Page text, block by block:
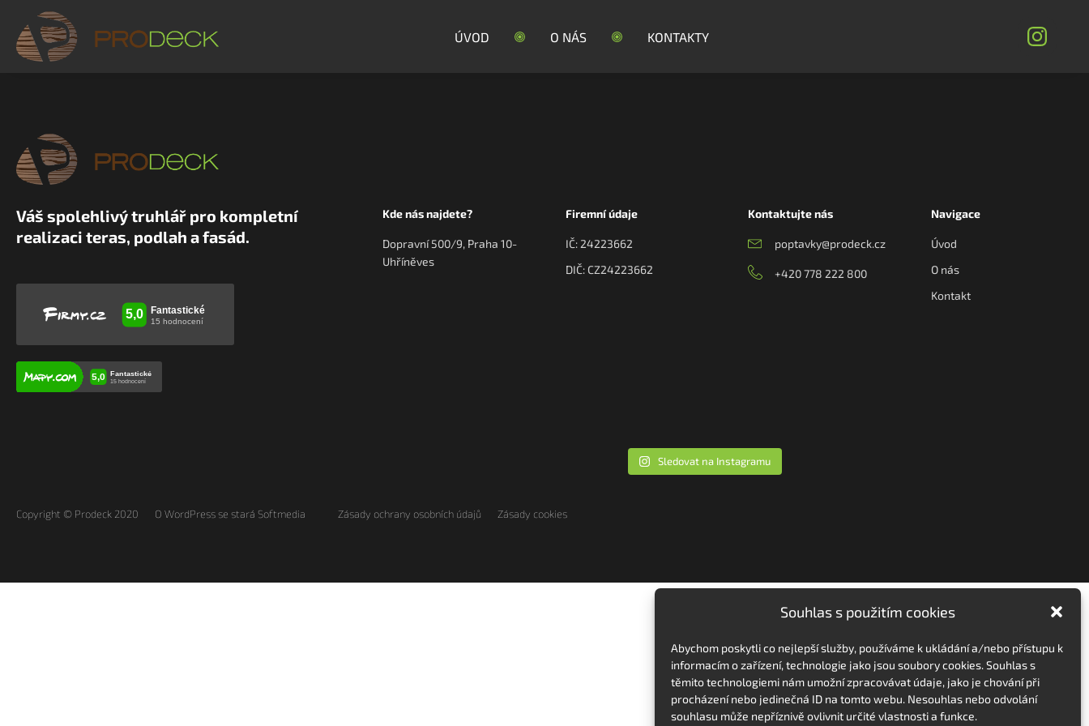
Souhlas s použitím cookies
Abychom poskytli co nejlepší služby, používáme k ukládání a/nebo přístupu k
informacím o zařízení, technologie jako jsou soubory cookies. Souhlas s
těmito technologiemi nám umožní zpracovávat údaje, jako je chování při
procházení nebo jedinečná ID na tomto webu. Nesouhlas nebo odvolání
souhlasu může nepříznivě ovlivnit určité vlastnosti a funkce.
ÚVOD O NÁS KONTAKTY
Váš spolehlivý truhlář pro kompletní
realizaci teras, podlah a fasád.
Kde nás najdete?
Dopravní 500/9, Praha 10-
Uhříněves
Firemní údaje
IČ: 24223662
DIČ: CZ24223662
Kontaktujte nás
poptavky@prodeck.cz
+420 778 222 800
Navigace
Úvod
O nás
Kontakt
Sledovat na Instagramu
Copyright © Prodeck 2020 O WordPress se stará Softmedia Zásady ochrany osobních údajů Zásady cookies